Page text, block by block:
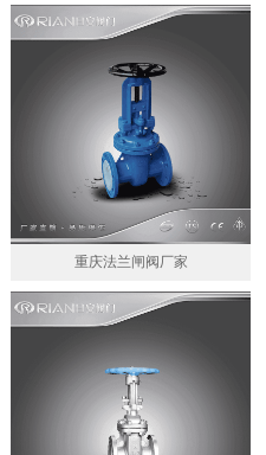
重庆法兰闸阀厂家